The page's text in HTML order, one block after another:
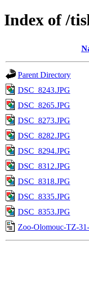
Index of /
Parent Directory
DSC_8243.JPG
DSC_8265.JPG
DSC_8273.JPG
DSC_8282.JPG
DSC_8294.JPG
DSC_8312.JPG
DSC_8318.JPG
DSC_8335.JPG
DSC_8353.JPG
Zoo-Olomouc-TZ-